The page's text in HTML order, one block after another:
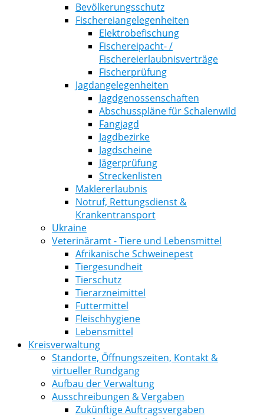
Bevölkerungsschutz
Fischereiangelegenheiten
Elektrobefischung
Fischereipacht- /
Fischereierlaubnisverträge
Fischerprüfung
Jagdangelegenheiten
Jagdgenossenschaften
Abschusspläne für Schalenwild
Fangjagd
Jagdbezirke
Jagdscheine
Jägerprüfung
Streckenlisten
Maklererlaubnis
Notruf, Rettungsdienst &
Krankentransport
Ukraine
Veterinäramt - Tiere und Lebensmittel
Afrikanische Schweinepest
Tiergesundheit
Tierschutz
Tierarzneimittel
Futtermittel
Fleischhygiene
Lebensmittel
Kreisverwaltung
Standorte, Öffnungszeiten, Kontakt &
virtueller Rundgang
Aufbau der Verwaltung
Ausschreibungen & Vergaben
Zukünftige Auftragsvergaben